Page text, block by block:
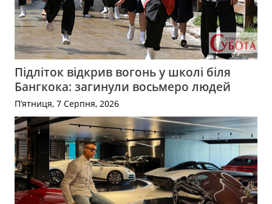
Підліток відкрив вогонь у школі біля
Бангкока: загинули восьмеро людей
П’ятниця, 7 Серпня, 2026